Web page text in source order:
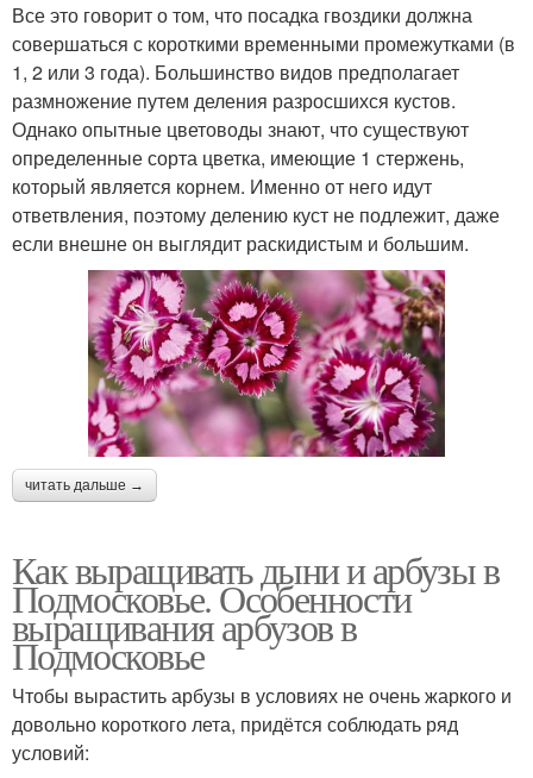
Все это говорит о том, что посадка гвоздики должна
совершаться с короткими временными промежутками (в
1, 2 или 3 года). Большинство видов предполагает
размножение путем деления разросшихся кустов.
Однако опытные цветоводы знают, что существуют
определенные сорта цветка, имеющие 1 стержень,
который является корнем. Именно от него идут
ответвления, поэтому делению куст не подлежит, даже
если внешне он выглядит раскидистым и большим.
читать дальше →
Как выращивать дыни и арбузы в
Подмосковье. Особенности
выращивания арбузов в
Подмосковье
Чтобы вырастить арбузы в условиях не очень жаркого и
довольно короткого лета, придётся соблюдать ряд
условий: